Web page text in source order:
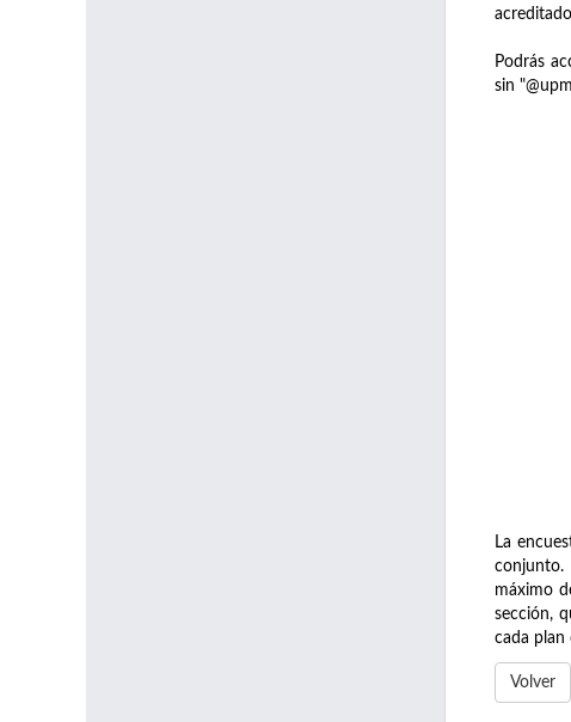
Podrás
sin
La
conjunto.
máximo
sección,
cada plan
Volver